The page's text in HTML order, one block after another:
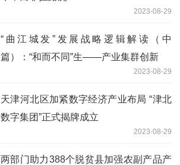
2023-08-29
“曲江城发”发展战略逻辑解读（中
篇）：“和而不同”生——产业集群创新
2023-08-29
天津河北区加紧数字经济产业布局 “津北
数字集团”正式揭牌成立
2023-08-29
两部门助力388个脱贫县加强农副产品产